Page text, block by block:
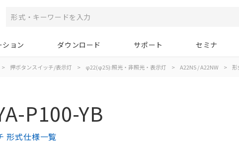
ション ダウンロード サポート セミナ
> 押ボタンスイッチ/表示灯 > φ22(φ25):照光・非照光・表示灯 > A22NS / A22NW > 形
P100-YB
形式仕様一覧